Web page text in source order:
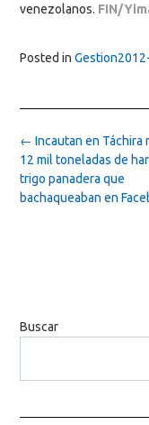
venezolanos. FIN/
Posted in
Post
navigation
← Incautan en Táchira
12 mil toneladas de
trigo panadera que
bachaqueaban en
Buscar